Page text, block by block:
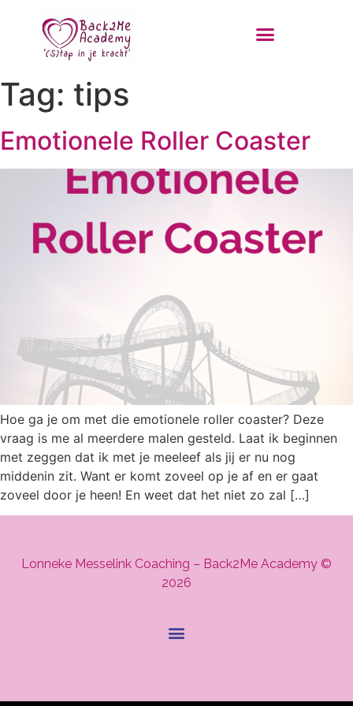
Tag: tips
Emotionele Roller Coaster
Hoe ga je om met die emotionele roller coaster? Deze
vraag is me al meerdere malen gesteld. Laat ik beginnen
met zeggen dat ik met je meeleef als jij er nu nog
middenin zit. Want er komt zoveel op je af en er gaat
zoveel door je heen! En weet dat het niet zo zal […]
Lonneke Messelink Coaching – Back2Me Academy ©
2026